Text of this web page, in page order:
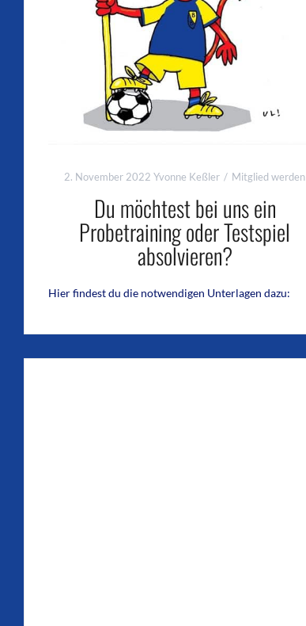
2. November 2022 Yvonne Keßler Mitglied werden
Du möchtest bei uns ein
Probetraining oder Testspiel
absolvieren?
Hier findest du die notwendigen Unterlagen dazu: